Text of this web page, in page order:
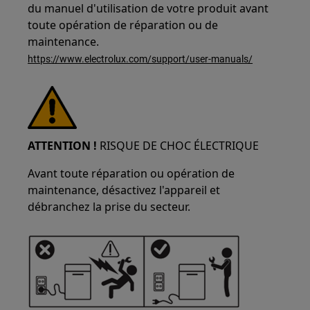
du manuel d'utilisation de votre produit avant
toute opération de réparation ou de
maintenance.
https://www.electrolux.com/support/user-manuals/
ATTENTION ! RISQUE DE CHOC ÉLECTRIQUE
Avant toute réparation ou opération de
maintenance, désactivez l'appareil et
débranchez la prise du secteur.